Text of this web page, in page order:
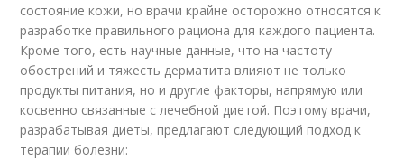
состояние кожи, но врачи крайне осторожно относятся к
разработке правильного рациона для каждого пациента.
Кроме того, есть научные данные, что на частоту
обострений и тяжесть дерматита влияют не только
продукты питания, но и другие факторы, напрямую или
косвенно связанные с лечебной диетой. Поэтому врачи,
разрабатывая диеты, предлагают следующий подход к
терапии болезни: